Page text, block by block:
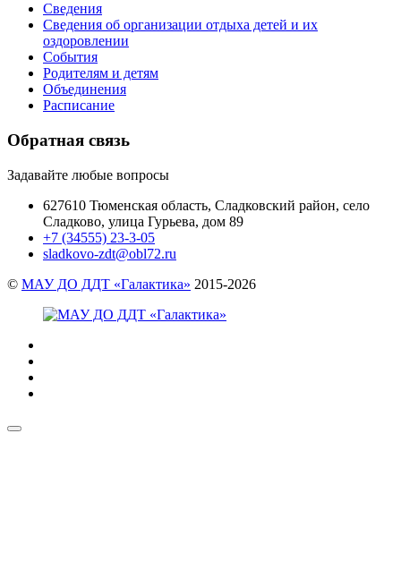
Сведения
Сведения об организации отдыха детей и их
оздоровлении
События
Родителям и детям
Объединения
Расписание
Обратная связь
Задавайте любые вопросы
627610 Тюменская область, Сладковский район, село
Сладково, улица Гурьева, дом 89
+7 (34555) 23-3-05
sladkovo-zdt@obl72.ru
© МАУ ДО ДДТ «Галактика» 2015-2026